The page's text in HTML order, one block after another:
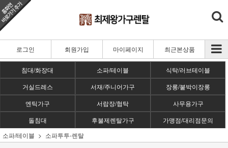
로그인 회원가입 마이페이지 최근본상품
침대/화장대 소파/테이블
식탁/러브테이블
거실드레스
서재/주니어가구
장롱/붙박이장롱
엔틱가구
서랍장/협탁
사무용가구
돌침대
후불제렌탈가구
가맹점/대리점문의
소파/테이블
소파투투-렌탈